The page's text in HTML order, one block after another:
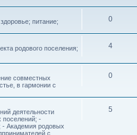
питание;
0
родового поселения;
4
совместных
в гармонии с
0
деятельности
поселений; -
- Академия родовых
с
5